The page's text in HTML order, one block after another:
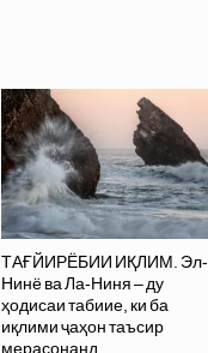
ТАҒЙИРЁБИИ ИҚЛИМ. Эл-
Нинё ва Ла-Ниня – ду
ҳодисаи табиие, ки ба
иқлими ҷаҳон таъсир
мерасонанд